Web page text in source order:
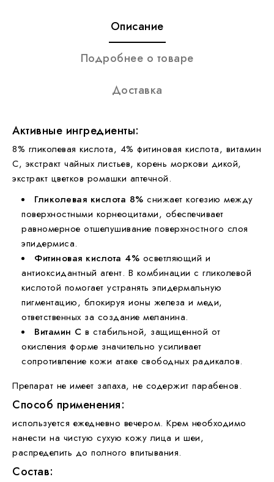
Описание
Подробнее о товаре
Доставка
Активные ингредиенты:
8% гликолевая кислота, 4% фитиновая кислота, витамин
С, экстракт чайных листьев, корень моркови дикой,
экстракт цветков ромашки аптечной.
Гликолевая кислота 8% снижает когезию между
поверхностными корнеоцитами, обеспечивает
равномерное отшелушивание поверхностного слоя
эпидермиса.
Фитиновая кислота 4% осветляющий и
антиоксидантный агент. В комбинации с гликолевой
кислотой помогает устранять эпидермальную
пигментацию, блокируя ионы железа и меди,
ответственных за создание меланина.
Витамин С в стабильной, защищенной от
окисления форме значительно усиливает
сопротивление кожи атаке свободных радикалов.
Препарат не имеет запаха, не содержит парабенов.
Способ применения:
используется ежедневно вечером. Крем необходимо
нанести на чистую сухую кожу лица и шеи,
распределить до полного впитывания.
Состав: